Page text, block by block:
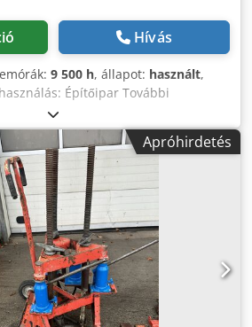
Hívás
9 500 h, állapot: használt,
Építőipar További
Mohamad Fattah Ahmadhoz. Az
órák 9500 Felépítmény BAUER BT
70 V vibrátor felújítva, ABI MDBA
árboc 14 méter Motor
Dksdeh Tyzmepfx Af Asr
jó állapotban
Apróhirdetés